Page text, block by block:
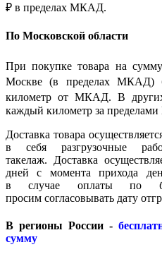
₽ в пределах МКАД.
По Московской области
При покупке товара на
Москве (в пределах МКАД)
километр от МКАД. В
каждый километр за
Доставка товара
в себя разгрузочные
такелаж. Доставка
дней с момента прихода
в случае оплаты по
просим согласовывать дату
В регионы России -
сумму